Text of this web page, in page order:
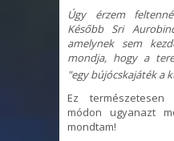
Úgy érzem
Később Sri
amelynek sem
mondja, hogy a
"egy bújócskajáték a
Ez
módon ugyanazt
mondtam!